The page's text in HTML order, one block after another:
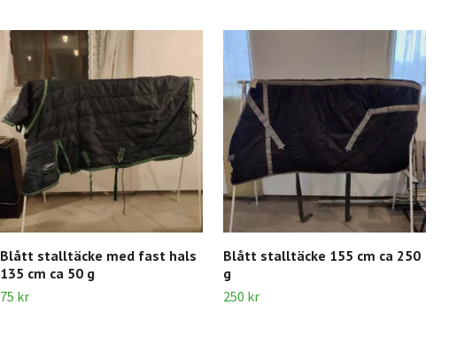
Blått stalltäcke med fast hals
135 cm ca 50 g
75 kr
Blått stalltäcke 155 cm ca 250
g
250 kr